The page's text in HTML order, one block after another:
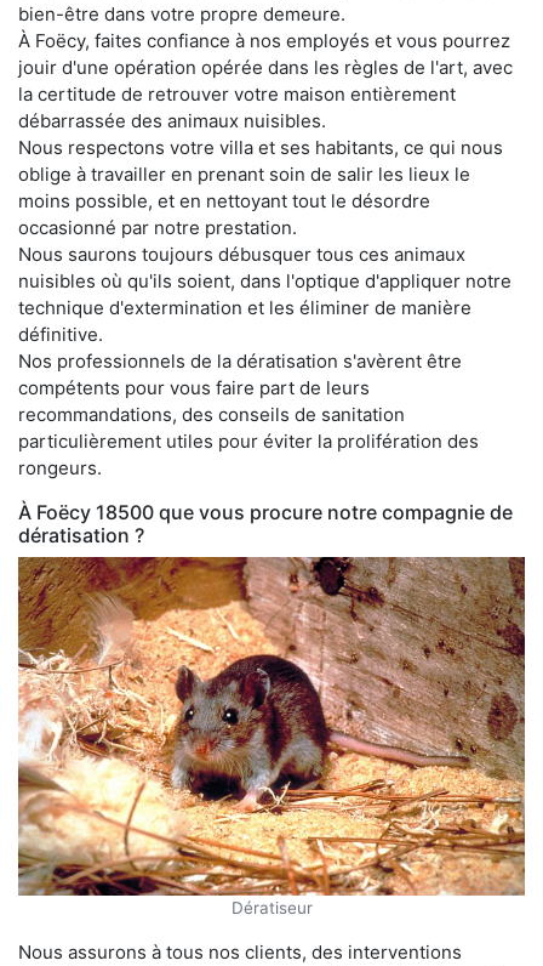
bien-être dans votre propre demeure.
À Foëcy, faites confiance à nos employés et vous pourrez
jouir d'une opération opérée dans les règles de l'art, avec
la certitude de retrouver votre maison entièrement
débarrassée des animaux nuisibles.
Nous respectons votre villa et ses habitants, ce qui nous
oblige à travailler en prenant soin de salir les lieux le
moins possible, et en nettoyant tout le désordre
occasionné par notre prestation.
Nous saurons toujours débusquer tous ces animaux
nuisibles où qu'ils soient, dans l'optique d'appliquer notre
technique d'extermination et les éliminer de manière
définitive.
Nos professionnels de la dératisation s'avèrent être
compétents pour vous faire part de leurs
recommandations, des conseils de sanitation
particulièrement utiles pour éviter la prolifération des
rongeurs.
À Foëcy 18500 que vous procure notre compagnie de
dératisation ?
Dératiseur
Nous assurons à tous nos clients, des interventions